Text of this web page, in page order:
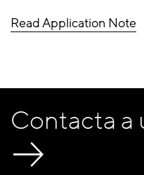
Read Application Note
Contacta a